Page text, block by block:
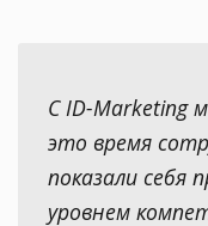
С ID-Marketing
это время
показали себя
уровнем